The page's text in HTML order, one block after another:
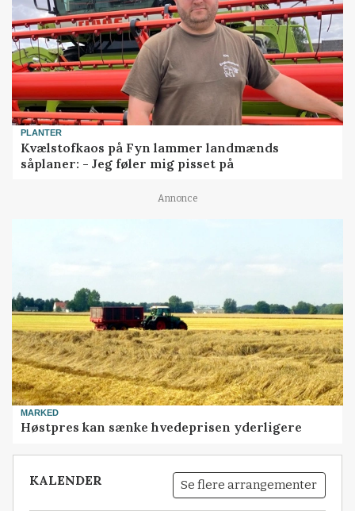
PLANTER
Kvælstofkaos på Fyn lammer landmænds
såplaner: - Jeg føler mig pisset på
Annonce
MARKED
Høstpres kan sænke hvedeprisen yderligere
KALENDER Se flere arrangementer